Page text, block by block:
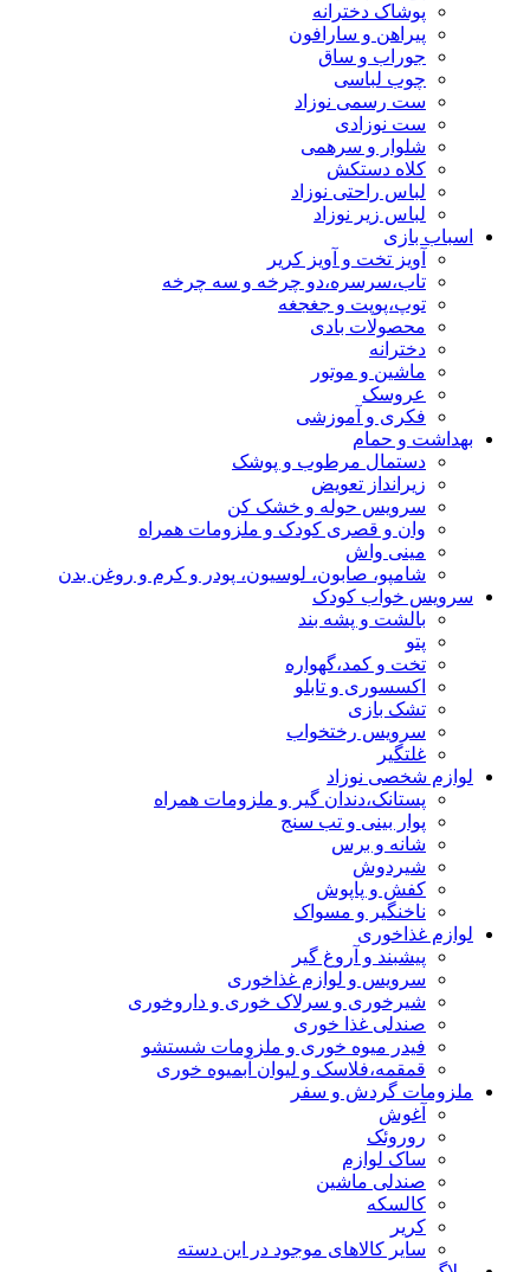
پوشاک دخترانه
پیراهن و سارافون
جوراب و ساق
چوب لباسی
ست رسمی نوزاد
ست نوزادی
شلوار و سرهمی
کلاه دستکش
لباس راحتی نوزاد
لباس زیر نوزاد
اسباب بازی
آویز تخت و آویز کریر
تاب،سرسره،دو چرخه و سه چرخه
توپ،پوپت و جغجغه
محصولات بادی
دخترانه
ماشین و موتور
عروسک
فکری و آموزشی
بهداشت و حمام
دستمال مرطوب و پوشک
زیرانداز تعویض
سرویس حوله و خشک کن
وان و قصری کودک و ملزومات همراه
مینی واش
شامپو، صابون، لوسیون، پودر و کرم و روغن بدن
سرویس خواب کودک
بالشت و پشه بند
پتو
تخت و کمد،گهواره
اکسسوری و تابلو
تشک بازی
سرویس رختخواب
غلتگیر
لوازم شخصی نوزاد
پستانک،دندان گیر و ملزومات همراه
پوار بینی و تب سنج
شانه و برس
شیردوش
کفش و پاپوش
ناخنگیر و مسواک
لوازم غذاخوری
پیشبند و آروغ گیر
سرویس و لوازم غذاخوری
شیرخوری و سرلاک خوری و داروخوری
صندلی غذا خوری
فیدر میوه خوری و ملزومات شستشو
قمقمه،فلاسک و لیوان آبمیوه خوری
ملزومات گردش و سفر
آغوش
روروئک
ساک لوازم
صندلی ماشین
کالسکه
کریر
سایر کالاهای موجود در این دسته